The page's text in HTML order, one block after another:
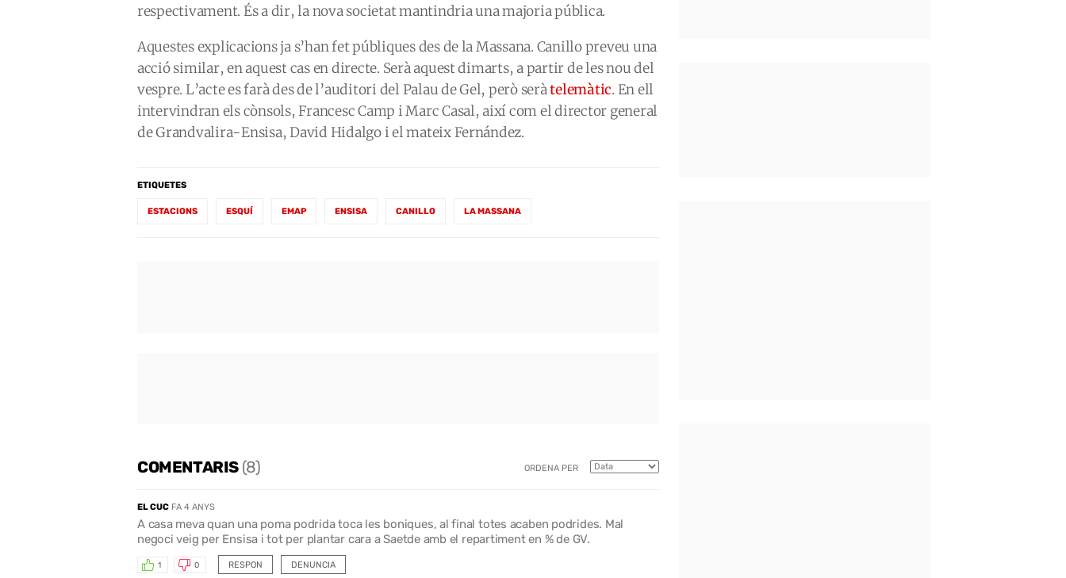
respectivament. És a dir, la nova societat mantindria una majoria pública.
Aquestes explicacions ja s’han fet públiques des de la Massana. Canillo preveu una
acció similar, en aquest cas en directe. Serà aquest dimarts, a partir de les nou del
vespre. L’acte es farà des de l’auditori del Palau de Gel, però seràtelemàtic. En ell
intervindran els cònsols, Francesc Camp i Marc Casal, així com el director general
de Grandvalira-Ensisa, David Hidalgo i el mateix Fernández.
ETIQUETES
ESTACIONS ESQUÍ EMAP ENSISA CANILLO LA MASSANA
COMENTARIS (8) ORDENA PER
EL CUC FA 4 ANYS
A casa meva quan una poma podrida toca les boniques, al final totes acaben podrides. Mal
negoci veig per Ensisa i tot per plantar cara a Saetde amb el repartiment en % de GV.
RESPON
1 0 DENUNCIA